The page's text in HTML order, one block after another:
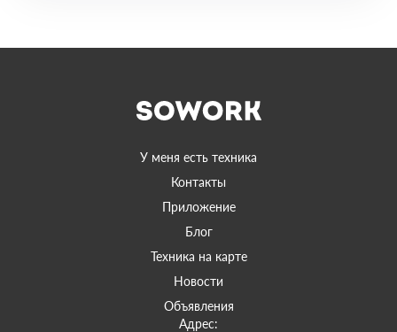
У меня есть техника
Контакты
Приложение
Блог
Техника на карте
Новости
Объявления
Адрес: